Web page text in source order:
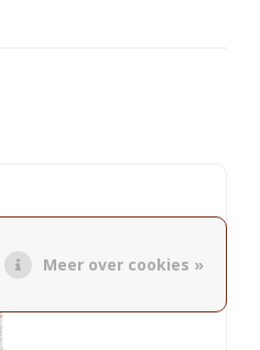
Meer over cookies »